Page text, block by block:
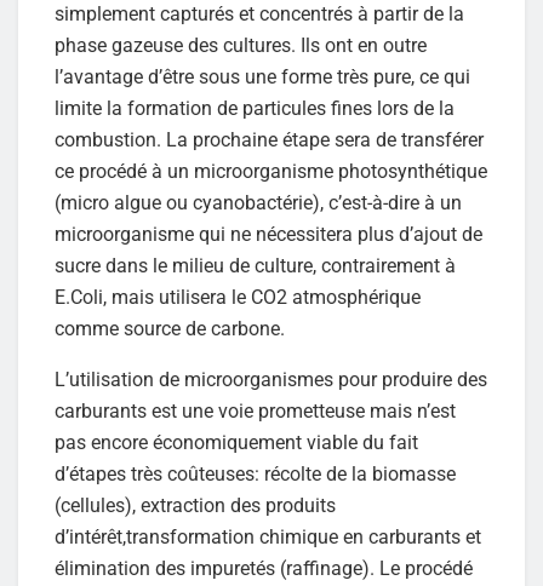
simplement capturés et concentrés à partir de la
phase gazeuse des cultures. Ils ont en outre
l’avantage d’être sous une forme très pure, ce qui
limite la formation de particules fines lors de la
combustion. La prochaine étape sera de transférer
ce procédé à un microorganisme photosynthétique
(micro algue ou cyanobactérie), c’est-à-dire à un
microorganisme qui ne nécessitera plus d’ajout de
sucre dans le milieu de culture, contrairement à
E.Coli, mais utilisera le CO2 atmosphérique
comme source de carbone.
L’utilisation de microorganismes pour produire des
carburants est une voie prometteuse mais n’est
pas encore économiquement viable du fait
d’étapes très coûteuses: récolte de la biomasse
(cellules), extraction des produits
d’intérêt,transformation chimique en carburants et
élimination des impuretés (raffinage). Le procédé